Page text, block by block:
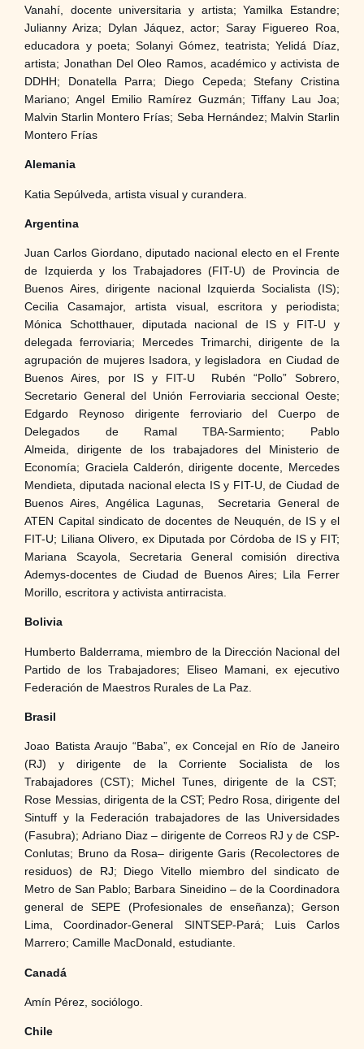
Vanahí, docente universitaria y artista; Yamilka Estandre;
Julianny Ariza; Dylan Jáquez, actor; Saray Figuereo Roa,
educadora y poeta; Solanyi Gómez, teatrista; Yelidá Díaz,
artista; Jonathan Del Oleo Ramos, académico y activista de
DDHH; Donatella Parra; Diego Cepeda; Stefany Cristina
Mariano; Angel Emilio Ramírez Guzmán; Tiffany Lau Joa;
Malvin Starlin Montero Frías; Seba Hernández; Malvin Starlin
Montero Frías
Alemania
Katia Sepúlveda, artista visual y curandera.
Argentina
Juan Carlos Giordano, diputado nacional electo en el Frente
de Izquierda y los Trabajadores (FIT-U) de Provincia de
Buenos Aires, dirigente nacional Izquierda Socialista (IS);
Cecilia Casamajor, artista visual, escritora y periodista;
Mónica Schotthauer, diputada nacional de IS y FIT-U y
delegada ferroviaria; Mercedes Trimarchi, dirigente de la
agrupación de mujeres Isadora, y legisladora en Ciudad de
Buenos Aires, por IS y FIT-U Rubén “Pollo” Sobrero,
Secretario General del Unión Ferroviaria seccional Oeste;
Edgardo Reynoso dirigente ferroviario del Cuerpo de
Delegados de Ramal TBA-Sarmiento; Pablo
Almeida, dirigente de los trabajadores del Ministerio de
Economía; Graciela Calderón, dirigente docente, Mercedes
Mendieta, diputada nacional electa IS y FIT-U, de Ciudad de
Buenos Aires, Angélica Lagunas, Secretaria General de
ATEN Capital sindicato de docentes de Neuquén, de IS y el
FIT-U; Liliana Olivero, ex Diputada por Córdoba de IS y FIT;
Mariana Scayola, Secretaria General comisión directiva
Ademys-docentes de Ciudad de Buenos Aires; Lila Ferrer
Morillo, escritora y activista antirracista.
Bolivia
Humberto Balderrama, miembro de la Dirección Nacional del
Partido de los Trabajadores; Eliseo Mamani, ex ejecutivo
Federación de Maestros Rurales de La Paz.
Brasil
Joao Batista Araujo “Baba”, ex Concejal en Río de Janeiro
(RJ) y dirigente de la Corriente Socialista de los
Trabajadores (CST); Michel Tunes, dirigente de la CST;
Rose Messias, dirigenta de la CST; Pedro Rosa, dirigente del
Sintuff y la Federación trabajadores de las Universidades
(Fasubra); Adriano Diaz – dirigente de Correos RJ y de CSP-
Conlutas; Bruno da Rosa– dirigente Garis (Recolectores de
residuos) de RJ; Diego Vitello miembro del sindicato de
Metro de San Pablo; Barbara Sineidino – de la Coordinadora
general de SEPE (Profesionales de enseñanza); Gerson
Lima, Coordinador-General SINTSEP-Pará; Luis Carlos
Marrero; Camille MacDonald, estudiante.
Canadá
Amín Pérez, sociólogo.
Chile